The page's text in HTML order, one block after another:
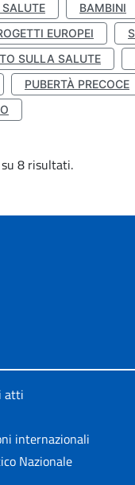
BAMBINI
EUROPEI
SULLA SALUTE
PUBERTÀ PRECOCE
8 risultati.
atti
internazionali
Nazionale